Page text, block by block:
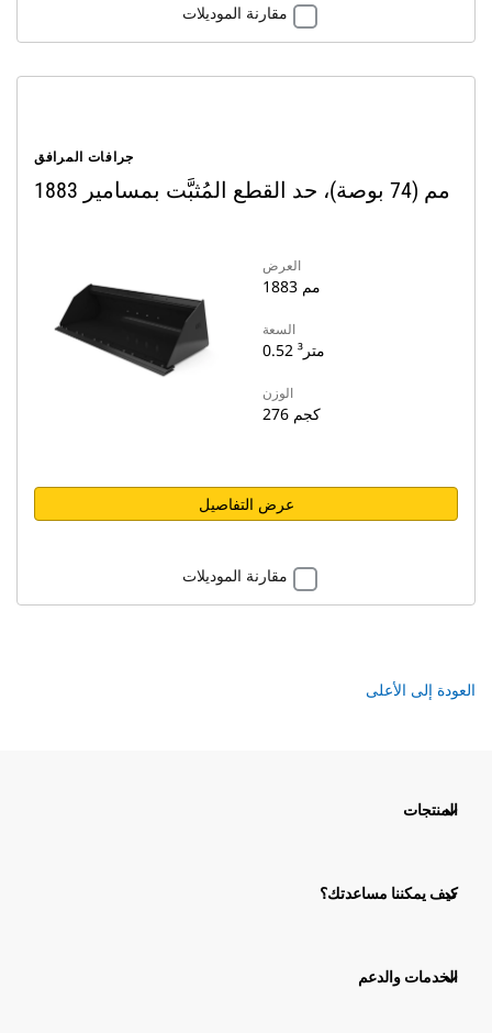
مقارنة الموديلات
جرافات المرافق
1883 مم (74 بوصة)، حد القطع المُثبَّت بمسامير
العرض
1883 مم
السعة
0.52 متر³
الوزن
276 كجم
عرض التفاصيل
مقارنة الموديلات
العودة إلى الأعلى
المنتجات
كيف يمكننا مساعدتك؟
الخدمات والدعم